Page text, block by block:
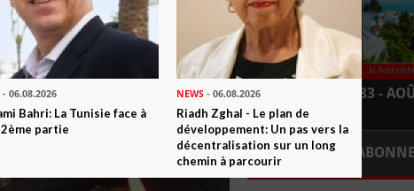
LEADERS N° 183 -
- 06.08.2026
Bahri: La Tunisie face à
partie
NEWS- 06.08.2026
Riadh Zghal - Le plan de
développement: Un pas vers la
décentralisation sur un long
chemin à parcourir